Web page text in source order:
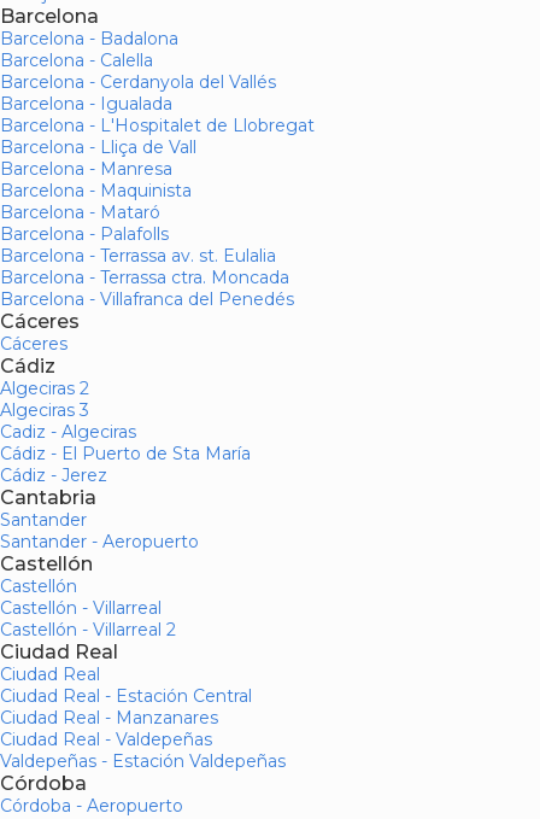
Barcelona
Barcelona - Badalona
Barcelona - Calella
Barcelona - Cerdanyola del Vallés
Barcelona - Igualada
Barcelona - L'Hospitalet de Llobregat
Barcelona - Lliça de Vall
Barcelona - Manresa
Barcelona - Maquinista
Barcelona - Mataró
Barcelona - Palafolls
Barcelona - Terrassa av. st. Eulalia
Barcelona - Terrassa ctra. Moncada
Barcelona - Villafranca del Penedés
Cáceres
Cáceres
Cádiz
Algeciras 2
Algeciras 3
Cadiz - Algeciras
Cádiz - El Puerto de Sta María
Cádiz - Jerez
Cantabria
Santander
Santander - Aeropuerto
Castellón
Castellón
Castellón - Villarreal
Castellón - Villarreal 2
Ciudad Real
Ciudad Real
Ciudad Real - Estación Central
Ciudad Real - Manzanares
Ciudad Real - Valdepeñas
Valdepeñas - Estación Valdepeñas
Córdoba
Córdoba - Aeropuerto